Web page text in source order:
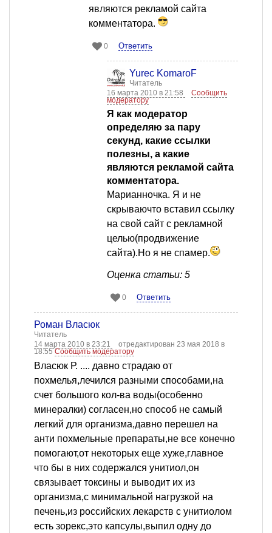
являются рекламой сайта
комментатора.
0 Ответить
Yurec KomaroF
Читатель
16 марта 2010 в 21:58
Сообщить
модератору
Я как модератор
определяю за пару
секунд, какие ссылки
полезны, а какие
являются рекламой сайта
комментатора.
Марианночка. Я и не
скрываючто вставил ссылку
на свой сайт с рекламной
целью(продвижение
сайта).Но я не спамер.
Оценка статьи: 5
0 Ответить
Роман Власюк
Читатель
14 марта 2010 в 23:21
отредактирован 23 мая 2018 в
18:55Сообщить модератору
Власюк Р. .... давно страдаю от
похмелья,лечился разными способами,на
счет большого кол-ва воды(особенно
минералки) согласен,но способ не самый
легкий для организма,давно перешел на
анти похмельные препараты,не все конечно
помогают,от некоторых еще хуже,главное
что бы в них содержался унитиол,он
связывает токсины и выводит их из
организма,с минимальной нагрузкой на
печень,из российских лекарств с унитиолом
есть зорекс,это капсулы,выпил одну до